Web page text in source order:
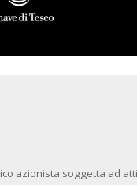
azionista soggetta ad